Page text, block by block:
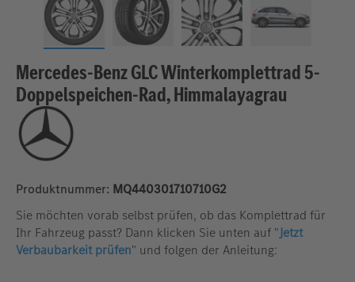
Mercedes-Benz GLC Winterkomplettrad 5-
Doppelspeichen-Rad, Himmalayagrau
Produktnummer: MQ440301710710G2
Sie möchten vorab selbst prüfen, ob das Komplettrad für
Ihr Fahrzeug passt? Dann klicken Sie unten auf "Jetzt
Verbaubarkeit prüfen" und folgen der Anleitung: